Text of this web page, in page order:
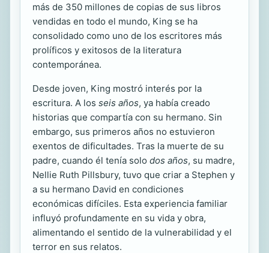
más de 350 millones de copias de sus libros
vendidas en todo el mundo, King se ha
consolidado como uno de los escritores más
prolíficos y exitosos de la literatura
contemporánea.
Desde joven, King mostró interés por la
escritura. A los seis años, ya había creado
historias que compartía con su hermano. Sin
embargo, sus primeros años no estuvieron
exentos de dificultades. Tras la muerte de su
padre, cuando él tenía solo dos años, su madre,
Nellie Ruth Pillsbury, tuvo que criar a Stephen y
a su hermano David en condiciones
económicas difíciles. Esta experiencia familiar
influyó profundamente en su vida y obra,
alimentando el sentido de la vulnerabilidad y el
terror en sus relatos.